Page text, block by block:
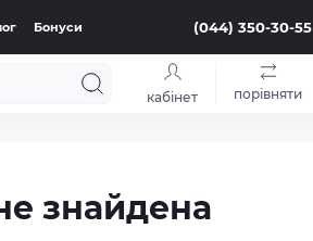
Бонуси (044) 350-30-55
кабінет порівняти
знайдена